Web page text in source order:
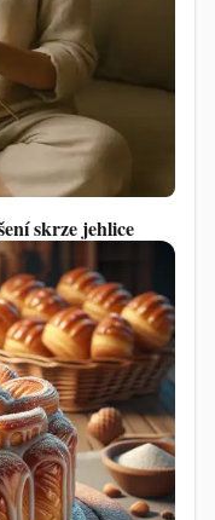
skrze jehlice